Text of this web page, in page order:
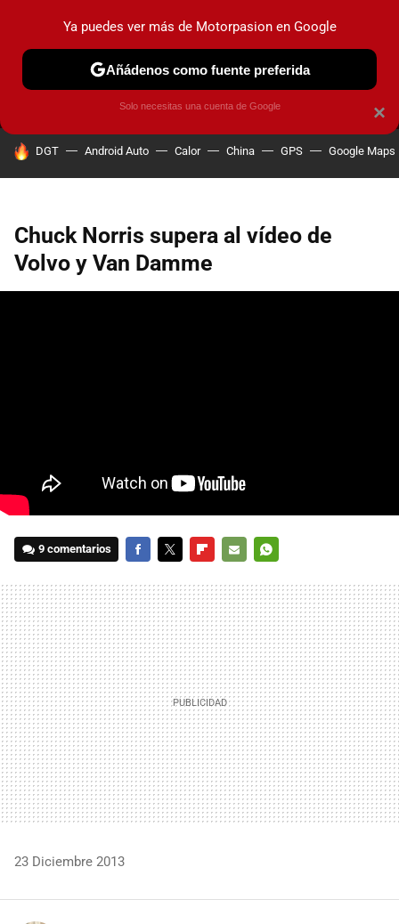
MENÚ NUEVO
COCHES ELÉCTRICOS OBSERVATORIO
HOY SE HABLA DE
DGT Android Auto Calor China GPS Google Maps
Chuck Norris supera al vídeo de
Volvo y Van Damme
9 comentarios
MAIL
23 Diciembre 2013
×
Ya puedes ver más de Motorpasion en Google
Añádenos como fuente preferida
Solo necesitas una cuenta de Google